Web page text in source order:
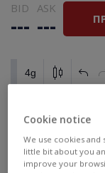
BID
---
ASK
---
Cookie notice
We use cookies
little bit about you
improve your